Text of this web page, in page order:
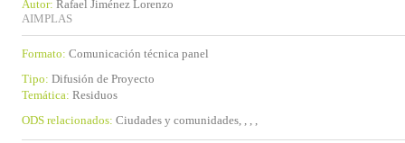
Autor: Rafael Jiménez Lorenzo
AIMPLAS
Formato: Comunicación técnica panel
Tipo: Difusión de Proyecto
Temática: Residuos
ODS relacionados: Ciudades y comunidades, , , ,